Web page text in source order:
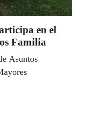
en el
Familia
Asuntos